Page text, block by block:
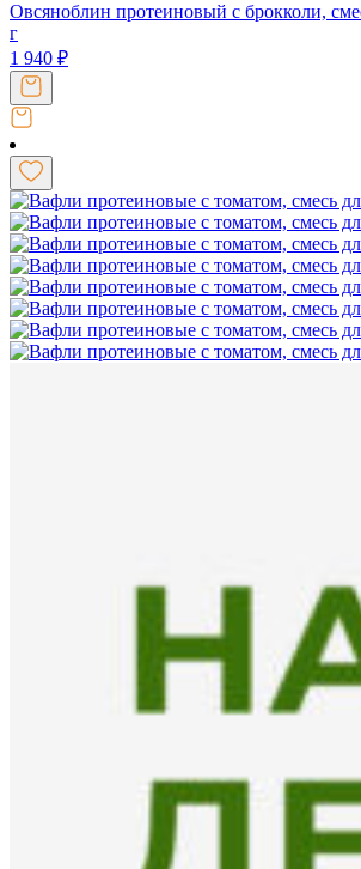
Овсяноблин протеиновый с брокколи,
г
1 940 ₽